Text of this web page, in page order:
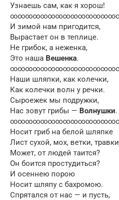
Узнаешь сам, как я хорош!
И зимой нам пригодится,
Вырастает он в теплице.
Не грибок, а неженка,
Это наша Вешенка.
Наши шляпки, как колечки,
Как колечки волн у речки.
Сыроежек мы подружки,
Нас зовут грибы — Волнушки.
Носит гриб на белой шляпке
Лист сухой, мох, ветки,
Может, от людей таится?
Он боится простудиться?
И осеннею порою
Носит шляпу с бахромою.
Спрятался от нас — и пусть,